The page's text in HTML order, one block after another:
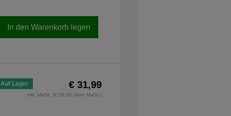
In den Warenkorb legen
Auf Lager € 31,99
inkl. MwSt. (€ 26,66 ohne MwSt.)